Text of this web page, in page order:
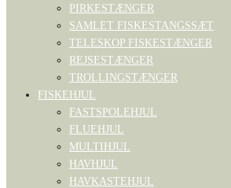
PIRKESTÆNGER
SAMLET FISKESTANGSSÆT
TELESKOP FISKESTÆNGER
REJSESTÆNGER
TROLLINGSTÆNGER
FISKEHJUL
FASTSPOLEHJUL
FLUEHJUL
MULTIHJUL
HAVHJUL
HAVKASTEHJUL